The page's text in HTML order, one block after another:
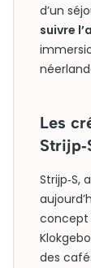
d’un
suivre
Les
Strijp‑S,
concept
des